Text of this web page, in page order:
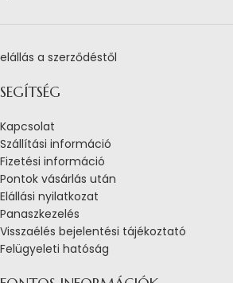
elállás a szerződéstől
SEGÍTSÉG
Kapcsolat
Szállítási információ
Fizetési információ
Pontok vásárlás után
Elállási nyilatkozat
Panaszkezelés
Visszaélés bejelentési tájékoztató
Felügyeleti hatóság